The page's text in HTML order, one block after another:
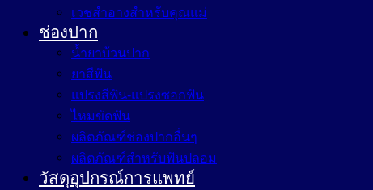
เวชสำอางสำหรับคุณแม่
ช่องปาก
น้ำยาบ้วนปาก
ยาสีฟัน
แปรงสีฟัน-แปรงซอกฟัน
ไหมขัดฟัน
ผลิตภัณฑ์ช่องปากอื่นๆ
ผลิตภัณฑ์สำหรับฟันปลอม
วัสดุอุปกรณ์การแพทย์